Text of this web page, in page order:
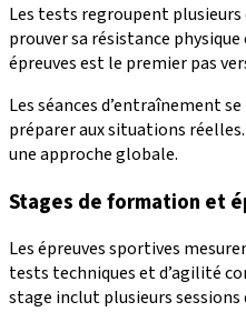
Les tests regroupent plusieurs
prouver sa résistance
épreuves est le premier pas
Les séances d’entraînement
préparer aux situations
une approche globale.
Stages de formation et
Les épreuves sportives
tests techniques et d’agilité
stage inclut plusieurs